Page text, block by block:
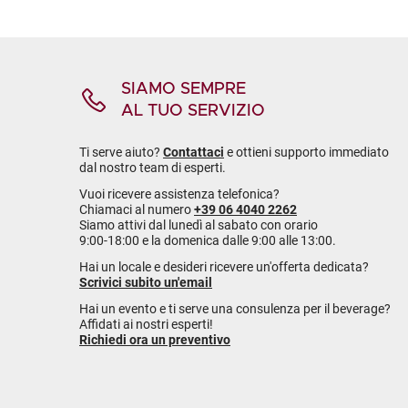
SIAMO SEMPRE
AL TUO SERVIZIO
Ti serve aiuto? Contattaci e ottieni supporto immediato
dal nostro team di esperti.
Vuoi ricevere assistenza telefonica?
Chiamaci al numero+39 06 4040 2262
Siamo attivi dal lunedì al sabato con orario
9:00-18:00 e la domenica dalle 9:00 alle 13:00.
Hai un locale e desideri ricevere un'offerta dedicata?
Scrivici subito un'email
Hai un evento e ti serve una consulenza per il beverage?
Affidati ai nostri esperti!
Richiedi ora un preventivo